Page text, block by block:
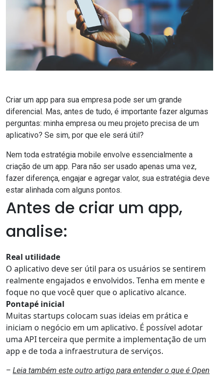
Criar um app para sua empresa pode ser um grande
diferencial. Mas, antes de tudo, é importante fazer algumas
perguntas: minha empresa ou meu projeto precisa de um
aplicativo? Se sim, por que ele será útil?
Nem toda estratégia mobile envolve essencialmente a
criação de um app. Para não ser usado apenas uma vez,
fazer diferença, engajar e agregar valor, sua estratégia deve
estar alinhada com alguns pontos.
Antes de criar um app,
analise:
Real utilidade
O aplicativo deve ser útil para os usuários se sentirem
realmente engajados e envolvidos. Tenha em mente e
foque no que você quer que o aplicativo alcance.
Pontapé inicial
Muitas startups colocam suas ideias em prática e
iniciam o negócio em um aplicativo. É possível adotar
uma API terceira que permite a implementação de um
app e de toda a infraestrutura de serviços.
– Leia também este outro artigo para entender o que é Open